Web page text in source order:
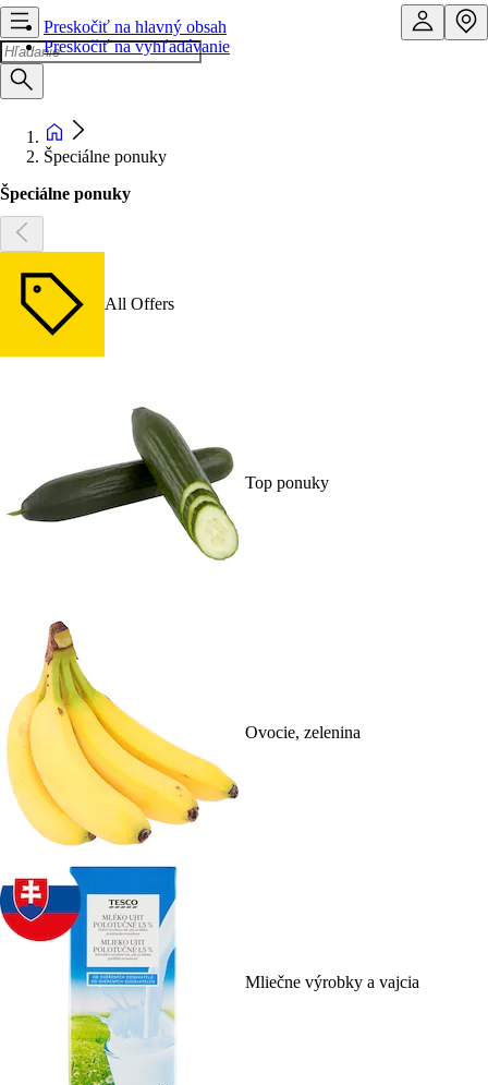
Preskočiť na hlavný obsah
Preskočiť na vyhľadávanie
Špeciálne ponuky
Špeciálne ponuky
All Offers
Top ponuky
Ovocie, zelenina
Mliečne výrobky a vajcia